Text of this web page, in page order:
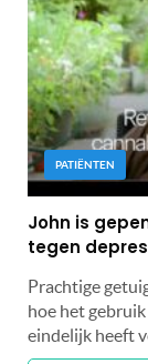
PATIËNTEN
John is
tegen
Prachtige
hoe het
eindelijk heeft